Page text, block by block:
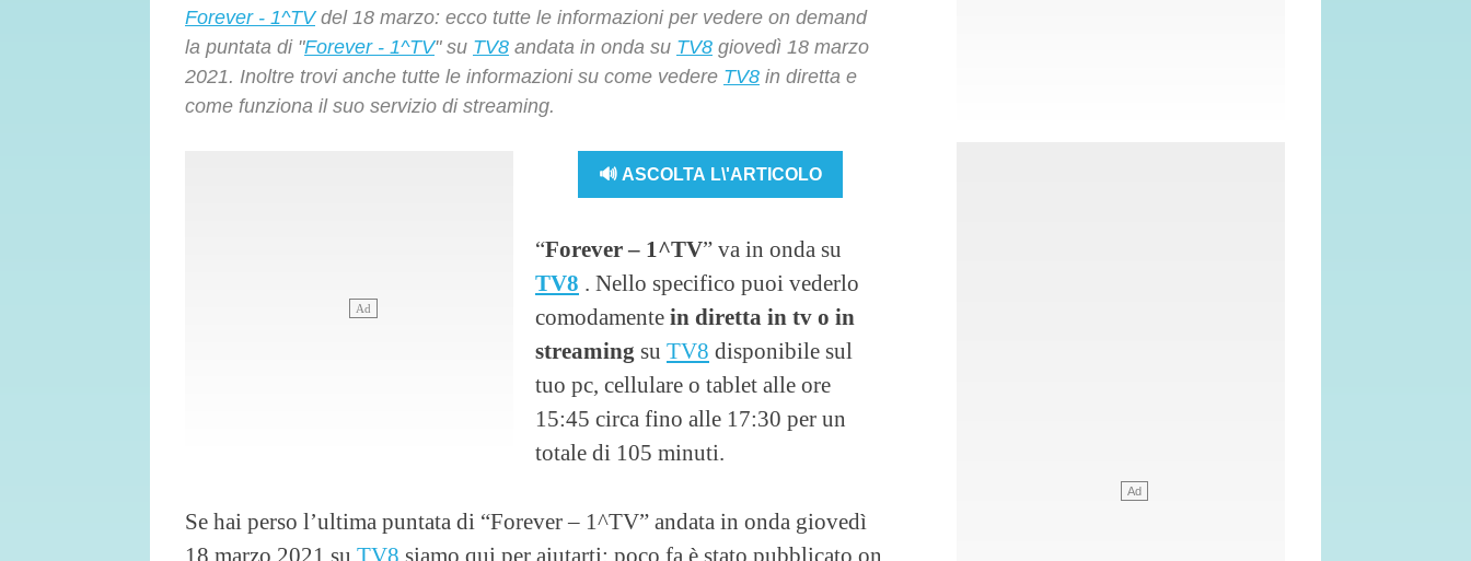
Forever - 1^TVdel 18 marzo: ecco tutte le informazioni per vedere on demand
la puntata di "Forever - 1^TV" su TV8 andata in onda su TV8 giovedì 18 marzo
2021. Inoltre trovi anche tutte le informazioni su come vedere TV8 in diretta e
come funziona il suo servizio di streaming.
🔊 ASCOLTA L\'ARTICOLO
“Forever – 1^TV” va in onda su
TV8 . Nello specifico puoi vederlo
comodamente in diretta in tv o in
streaming su TV8 disponibile sul
tuo pc, cellulare o tablet alle ore
15:45 circa fino alle 17:30 per un
totale di 105 minuti.
Se hai perso l’ultima puntata di “Forever – 1^TV” andata in onda giovedì
18 marzo 2021 su TV8 siamo qui per aiutarti: poco fa è stato pubblicato on